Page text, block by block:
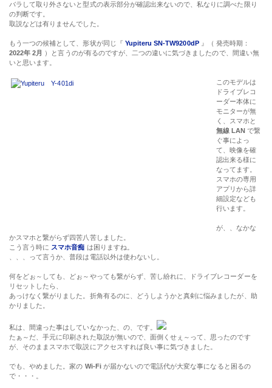
バラして取り外さないと型式の表示部分が確認出来ないので、私なりに調べた限り
の判断です。
取説などは有りませんでした。
もう一つの候補として、形状が同じ『 Yupiteru SN-TW9200dP』（ 発売時期：
2022年 2月
）と言うのが有るのですが、二つの違いに気づきましたので、間違い無
いと思います。
このモデルは
ドライブレコ
ーダー本体に
モニターが無
く、スマホと
無線 LAN で繋
ぐ事によっ
て、映像を確
認出来る様に
なってます。
スマホの専用
アプリから詳
細設定なども
行います。
が、、なかな
かスマホと繋がらず四苦八苦しました。
こう言う時に スマホ音痴 は困りますね。
、、、って言うか、普段は電話以外は使わないし。
何をどぉ～しても、どぉ～やっても繋がらず、苦し紛れに、ドライブレコーダーを
リセットしたら、
あっけなく繋がりました。折角有るのに、どうしようかと真剣に悩みましたが、助
かりました。
私は、間違った事はしていなかった、の、です。
たぁ～だ、手元に印刷された取説が無いので、面倒くせぇ～って、思ったのです
が、そのままスマホで取説にアクセスすれば良い事に気づきました。
でも、やめました。家の Wi-Fiが届かないので電話代が大変な事になると困るの
で・・・。